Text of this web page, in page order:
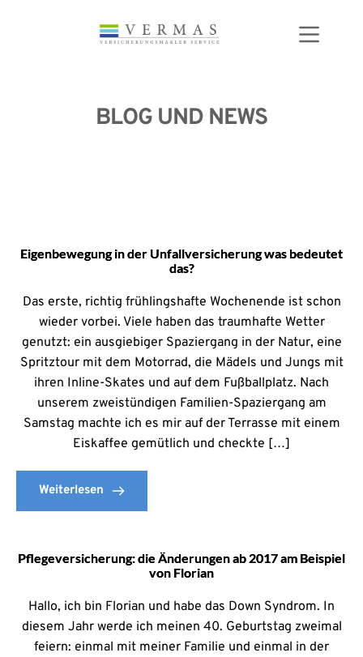
BLOG UND NEWS
Eigenbewegung in der Unfallversicherung was bedeutet
das?
Das erste, richtig frühlingshafte Wochenende ist schon
wieder vorbei. Viele haben das traumhafte Wetter
genutzt: ein ausgiebiger Spaziergang in der Natur, eine
Spritztour mit dem Motorrad, die Mädels und Jungs mit
ihren Inline-Skates und auf dem Fußballplatz. Nach
unserem zweistündigen Familien-Spaziergang am
Samstag machte ich es mir auf der Terrasse mit einem
Eiskaffee gemütlich und checkte […]
Weiterlesen
Pflegeversicherung: die Änderungen ab 2017 am Beispiel
von Florian
Hallo, ich bin Florian und habe das Down Syndrom. In
diesem Jahr werde ich meinen 40. Geburtstag zweimal
feiern: einmal mit meiner Familie und einmal in der